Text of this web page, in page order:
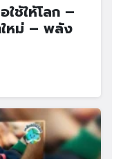
ใช้ให้โลก –
หม่ – พลัง